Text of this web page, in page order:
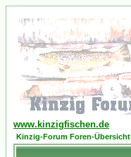
www.kinzigfischen.de
Kinzig-Forum Foren-Übersicht